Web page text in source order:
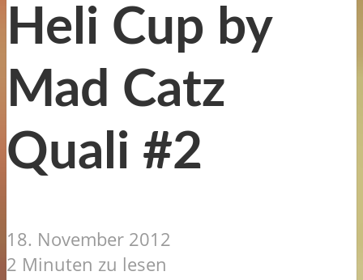
Heli Cup by
Mad Catz
Quali #2
18. November 2012
2 Minuten zu lesen